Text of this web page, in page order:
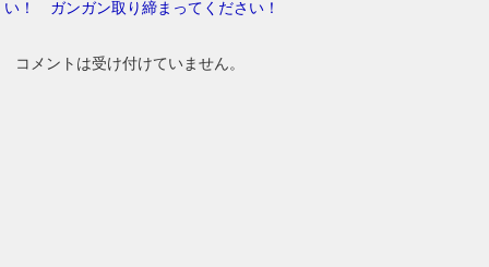
い！ ガンガン取り締まってください！
コメントは受け付けていません。